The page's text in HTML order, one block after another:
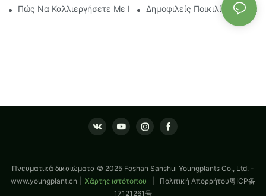
Πώς Να Καλλιεργήσετε Με Επιτυχία Δυνατά Σπορόφυτα
Δημοφιλείς Ποικιλίες
Πνευματικά δικαιώματα © 2025 Foshan Sanshui Youngplants Co., Ltd. -
www.youngplant.cn
Χάρτης ιστότοπου Πολιτική Απορρήτου粤ICP备
17121261号